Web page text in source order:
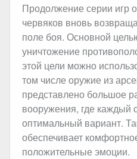
Продолжение серии игр
червяков вновь
поле боя. Основной
уничтожение
этой цели можно
том числе оружие из
представлено большое
вооружения, где каждый
оптимальный вариант.
обеспечивает
положительные эмоции.